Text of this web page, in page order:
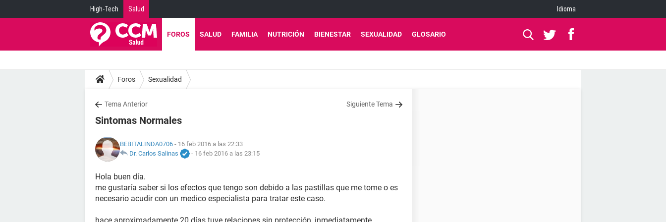
High-Tech Salud Idioma
FOROS SALUD FAMILIA NUTRICIÓN BIENESTAR SEXUALIDAD GLOSARIO
Foros Sexualidad
Tema Anterior Siguiente Tema
Sintomas Normales
BEBITALINDA0706 - 16 feb 2016 a las 22:33
Dr. Carlos Salinas
- 16 feb 2016 a las 23:15
Hola buen día.
me gustaría saber si los efectos que tengo son debido a las pastillas que me tome o es
necesario acudir con un medico especialista para tratar este caso.